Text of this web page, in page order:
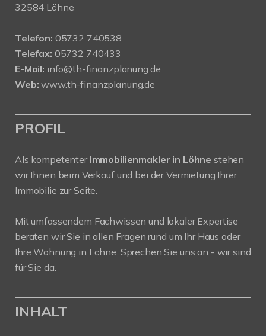
32584 Löhne
Telefon: 05732 740538
Telefax: 05732 740433
E-Mail: info@th-finanzplanung.de
Web: www.th-finanzplanung.de
PROFIL
Als kompetenter Immobilienmakler in Löhne stehen
wir Ihnen beim Verkauf und bei der Vermietung Ihrer
Immobilie zur Seite.
Mit umfassendem Fachwissen und lokaler Expertise
beraten wir Sie in allen Fragen rund um Ihr Haus oder
Ihre Wohnung in Löhne. Sprechen Sie uns an - wir sind
für Sie da.
INHALT